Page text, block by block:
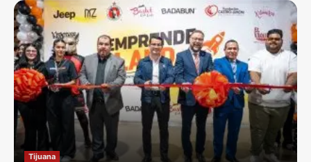
Tijuana